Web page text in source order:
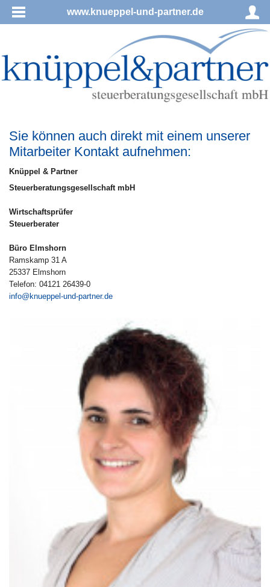
www.knueppel-und-partner.de
Sie können auch direkt mit einem unserer
Mitarbeiter Kontakt aufnehmen:
Knüppel & Partner
Steuerberatungsgesellschaft mbH
Wirtschaftsprüfer
Steuerberater
Büro Elmshorn
Ramskamp 31 A
25337 Elmshorn
Telefon: 04121 26439-0
info@knueppel-und-partner.de